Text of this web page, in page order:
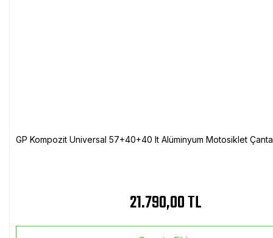
GP Kompozit Universal 57+40+40 lt Alüminyum Motosiklet
21.790,00 TL